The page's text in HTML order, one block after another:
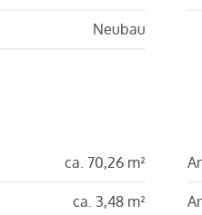
Neubau
ca. 70,26 m²
ca. 3,48 m²